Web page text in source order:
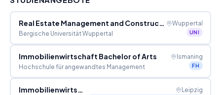
Real Estate Management and Construction Project
Bergische Universität Wuppertal
Wuppertal
UNI
Immobilienwirtschaft Bachelor of Arts
Hochschule für angewandtes Management
Ismaning
FH
Immobilienwirtschaft (Bachelor of Arts) Leipzig